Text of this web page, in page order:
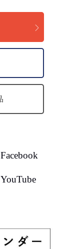
Facebook
YouTube